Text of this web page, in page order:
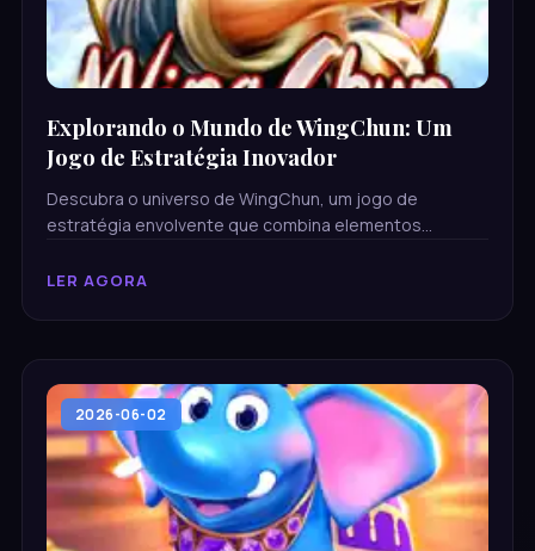
Explorando o Mundo de WingChun: Um
Jogo de Estratégia Inovador
Descubra o universo de WingChun, um jogo de
estratégia envolvente que combina elementos
uma jogabilidade dinâmica.
LER AGORA
2026-06-02